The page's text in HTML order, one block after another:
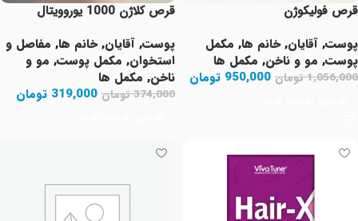
قرص فولیکوژن
پوست, آقایان,خانم ها, مکمل
پوست, مو و ناخن, مکمل ها
1,056,000تومان 950,000 تومان
قرص کلاژن 1000 یوروویتال
پوست, آقایان,خانم ها, مفاصل و
استخوان, مکمل پوست, مو و
ناخن, مکمل ها
374,000تومان 319,000 تومان